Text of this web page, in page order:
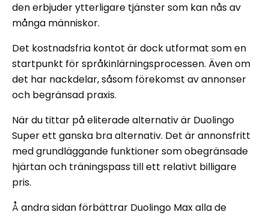
den erbjuder ytterligare tjänster som kan nås av
många människor.
Det kostnadsfria kontot är dock utformat som en
startpunkt för språkinlärningsprocessen. Även om
det har nackdelar, såsom förekomst av annonser
och begränsad praxis.
När du tittar på eliterade alternativ är Duolingo
Super ett ganska bra alternativ. Det är annonsfritt
med grundläggande funktioner som obegränsade
hjärtan och träningspass till ett relativt billigare
pris.
Å andra sidan förbättrar Duolingo Max alla de